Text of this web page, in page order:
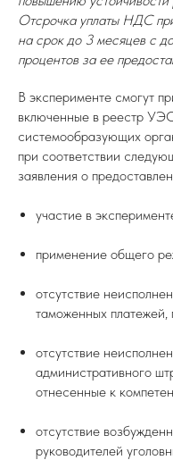
Отсрочка уплаты НДС
на срок до 3 месяцев с
процентов за ее
В эксперименте смогут
включенные в реестр
системообразующих
при соответствии
заявления о
участие в
применение общего
отсутствие
таможенных платежей,
отсутствие
административного
отнесенные к
отсутствие
руководителей